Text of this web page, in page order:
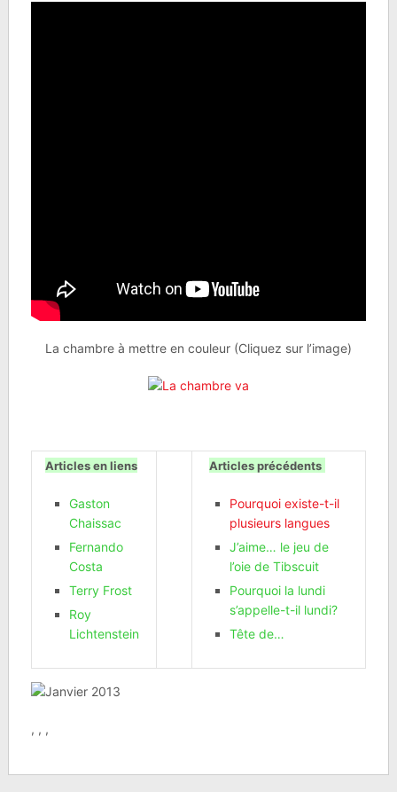
La chambre à mettre en couleur (Cliquez sur l’image)
Articles en liens
Gaston
Chaissac
Fernando
Costa
Terry Frost
Roy
Lichtenstein
Articles précédents
Pourquoi existe-t-il
plusieurs langues
J’aime… le jeu de
l’oie de Tibscuit
Pourquoi la lundi
s’appelle-t-il lundi?
Tête de…
, , ,